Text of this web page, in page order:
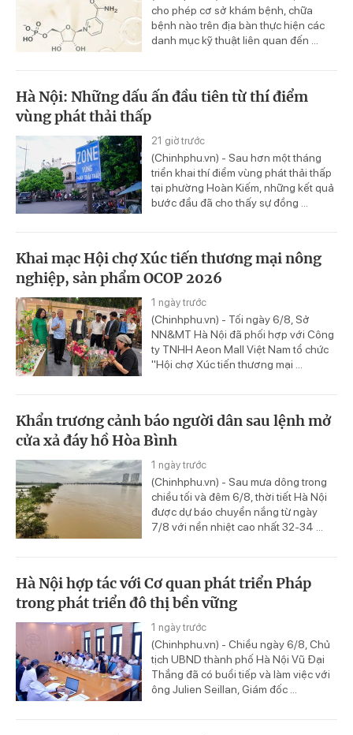
cho phép cơ sở khám bệnh, chữa
bệnh nào trên địa bàn thực hiện các
danh mục kỹ thuật liên quan đến ...
Hà Nội: Những dấu ấn đầu tiên từ thí điểm
vùng phát thải thấp
21 giờ trước
(Chinhphu.vn) - Sau hơn một tháng
triển khai thí điểm vùng phát thải thấp
tại phường Hoàn Kiếm, những kết quả
bước đầu đã cho thấy sự đồng ...
Khai mạc Hội chợ Xúc tiến thương mại nông
nghiệp, sản phẩm OCOP 2026
1 ngày trước
(Chinhphu.vn) - Tối ngày 6/8, Sở
NN&MT Hà Nội đã phối hợp với Công
ty TNHH Aeon Mall Việt Nam tổ chức
"Hội chợ Xúc tiến thương mại ...
Khẩn trương cảnh báo người dân sau lệnh mở
cửa xả đáy hồ Hòa Bình
1 ngày trước
(Chinhphu.vn) - Sau mưa dông trong
chiều tối và đêm 6/8, thời tiết Hà Nội
được dự báo chuyển nắng từ ngày
7/8 với nền nhiệt cao nhất 32-34 ...
Hà Nội hợp tác với Cơ quan phát triển Pháp
trong phát triển đô thị bền vững
1 ngày trước
(Chinhphu.vn) - Chiều ngày 6/8, Chủ
tịch UBND thành phố Hà Nội Vũ Đại
Thắng đã có buổi tiếp và làm việc với
ông Julien Seillan, Giám đốc ...